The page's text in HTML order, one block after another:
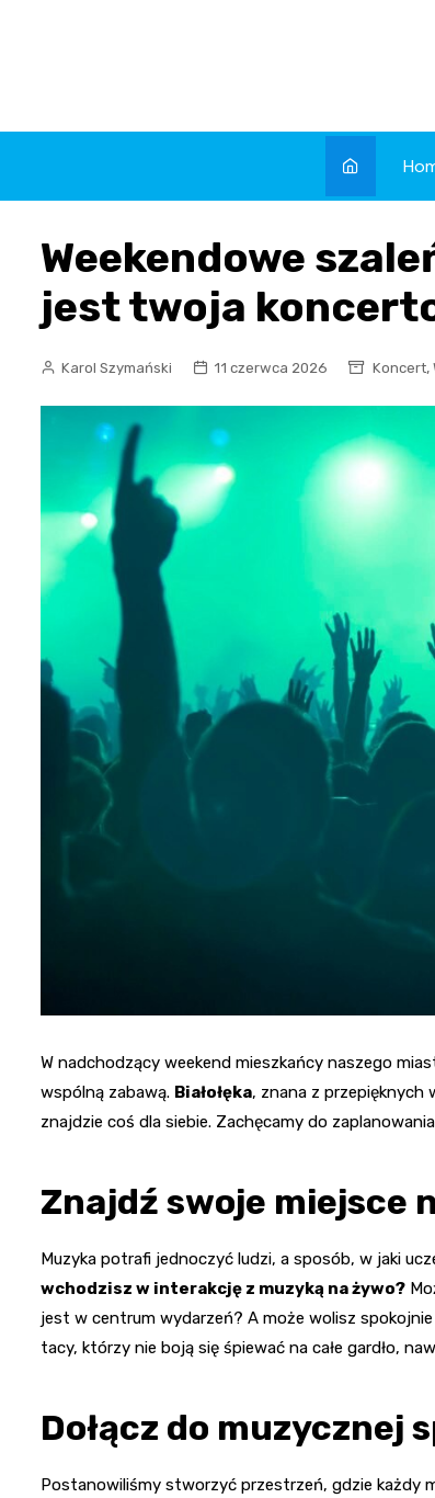
Weekendowe
jest twoja
Karol Szymański 11 czerwca 2026 Koncert,
W nadchodzący weekend mieszkańcy naszego
wspólną zabawą. Białołęka, znana z przepięknych
znajdzie coś dla siebie. Zachęcamy do
Znajdź swoje miejsce
Muzyka potrafi jednoczyć ludzi, a sposób, w jaki
wchodzisz w interakcję z muzyką na żywo?
jest w centrum wydarzeń? A może wolisz
tacy, którzy nie boją się śpiewać na całe gardło,
Dołącz do muzycznej
Postanowiliśmy stworzyć przestrzeń, gdzie każdy